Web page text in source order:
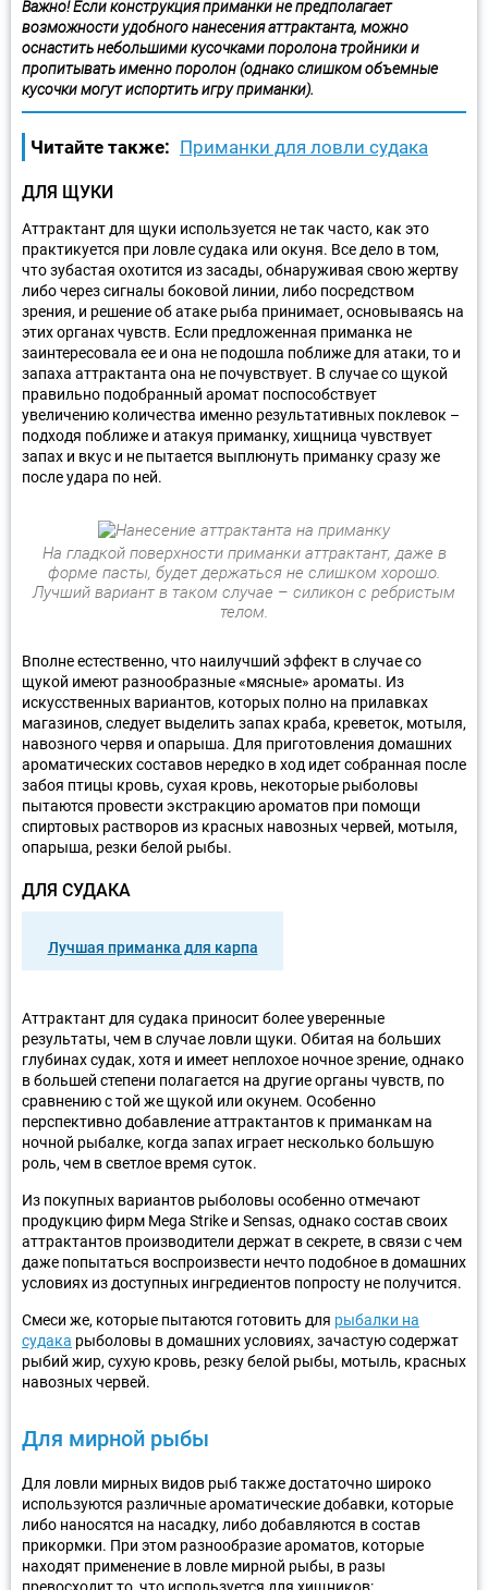
Важно! Если конструкция приманки не предполагает
возможности удобного нанесения аттрактанта, можно
оснастить небольшими кусочками поролона тройники и
пропитывать именно поролон (однако слишком объемные
кусочки могут испортить игру приманки).
Читайте также: Приманки для ловли судака
ДЛЯ ЩУКИ
Аттрактант для щуки используется не так часто, как это
практикуется при ловле судака или окуня. Все дело в том,
что зубастая охотится из засады, обнаруживая свою жертву
либо через сигналы боковой линии, либо посредством
зрения, и решение об атаке рыба принимает, основываясь на
этих органах чувств. Если предложенная приманка не
заинтересовала ее и она не подошла поближе для атаки, то и
запаха аттрактанта она не почувствует. В случае со щукой
правильно подобранный аромат поспособствует
увеличению количества именно результативных поклевок –
подходя поближе и атакуя приманку, хищница чувствует
запах и вкус и не пытается выплюнуть приманку сразу же
после удара по ней.
На гладкой поверхности приманки аттрактант, даже в
форме пасты, будет держаться не слишком хорошо.
Лучший вариант в таком случае – силикон с ребристым
телом.
Вполне естественно, что наилучший эффект в случае со
щукой имеют разнообразные «мясные» ароматы. Из
искусственных вариантов, которых полно на прилавках
магазинов, следует выделить запах краба, креветок, мотыля,
навозного червя и опарыша. Для приготовления домашних
ароматических составов нередко в ход идет собранная после
забоя птицы кровь, сухая кровь, некоторые рыболовы
пытаются провести экстракцию ароматов при помощи
спиртовых растворов из красных навозных червей, мотыля,
опарыша, резки белой рыбы.
ДЛЯ СУДАКА
Лучшая приманка для карпа
Аттрактант для судака приносит более уверенные
результаты, чем в случае ловли щуки. Обитая на больших
глубинах судак, хотя и имеет неплохое ночное зрение, однако
в большей степени полагается на другие органы чувств, по
сравнению с той же щукой или окунем. Особенно
перспективно добавление аттрактантов к приманкам на
ночной рыбалке, когда запах играет несколько большую
роль, чем в светлое время суток.
Из покупных вариантов рыболовы особенно отмечают
продукцию фирм Mega Strike и Sensas, однако состав своих
аттрактантов производители держат в секрете, в связи с чем
даже попытаться воспроизвести нечто подобное в домашних
условиях из доступных ингредиентов попросту не получится.
Смеси же, которые пытаются готовить для рыбалки на
судака рыболовы в домашних условиях, зачастую содержат
рыбий жир, сухую кровь, резку белой рыбы, мотыль, красных
навозных червей.
Для мирной рыбы
Для ловли мирных видов рыб также достаточно широко
используются различные ароматические добавки, которые
либо наносятся на насадку, либо добавляются в состав
прикормки. При этом разнообразие ароматов, которые
находят применение в ловле мирной рыбы, в разы
превосходит то, что используется для хищников: